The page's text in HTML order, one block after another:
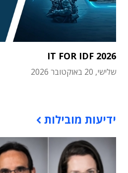
IT FOR IDF 2026
שלישי, 20 באוקטובר 2026
ידיעות מובילות